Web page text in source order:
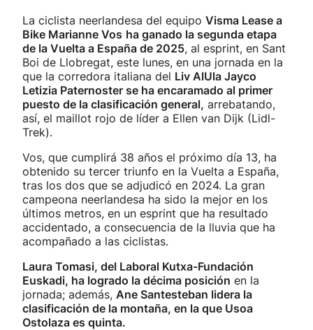
La ciclista neerlandesa del equipo Visma Lease a
Bike Marianne Vos ha ganado la segunda etapa
de la Vuelta a España de 2025, al esprint, en Sant
Boi de Llobregat, este lunes, en una jornada en la
que la corredora italiana del Liv AlUla Jayco
Letizia Paternoster se ha encaramado al primer
puesto de la clasificación general, arrebatando,
así, el maillot rojo de líder a Ellen van Dijk (Lidl-
Trek).
Vos, que cumplirá 38 años el próximo día 13, ha
obtenido su tercer triunfo en la Vuelta a España,
tras los dos que se adjudicó en 2024. La gran
campeona neerlandesa ha sido la mejor en los
últimos metros, en un esprint que ha resultado
accidentado, a consecuencia de la lluvia que ha
acompañado a las ciclistas.
Laura Tomasi, del Laboral Kutxa-Fundación
Euskadi, ha logrado la décima posición en la
jornada; además, Ane Santesteban lidera la
clasificación de la montaña, en la que Usoa
Ostolaza es quinta.